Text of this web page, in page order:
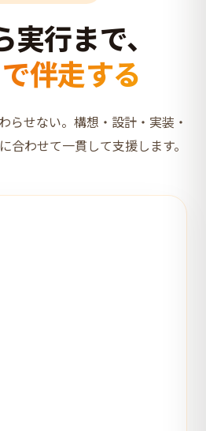
行まで、
伴走する
らせない。 構想・設計・実装・
合わせて一貫して支援します。